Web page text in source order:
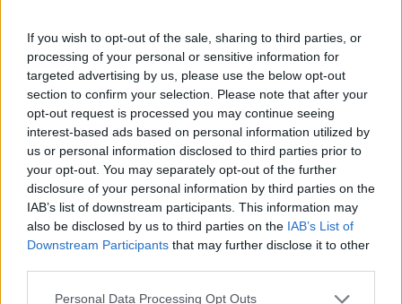
If you wish to opt-out of the sale, sharing to third parties, or
processing of your personal or sensitive information for
targeted advertising by us, please use the below opt-out
section to confirm your selection. Please note that after your
opt-out request is processed you may continue seeing
interest-based ads based on personal information utilized by
us or personal information disclosed to third parties prior to
your opt-out. You may separately opt-out of the further
disclosure of your personal information by third parties on the
IAB’s list of downstream participants. This information may
also be disclosed by us to third parties on the IAB’s List of
Downstream Participants that may further disclose it to other
Personal Data Processing Opt Outs